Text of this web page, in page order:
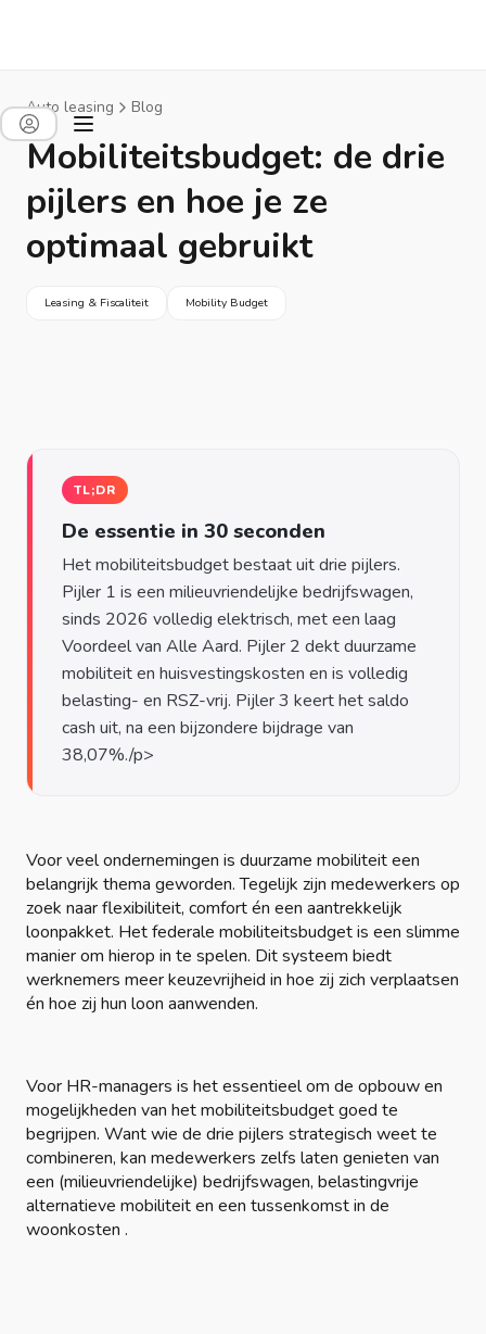
Auto leasing Blog
Mobiliteitsbudget: de drie
pijlers en hoe je ze
optimaal gebruikt
Leasing & Fiscaliteit Mobility Budget
TL;DR
De essentie in 30 seconden
Het mobiliteitsbudget bestaat uit drie pijlers.
Pijler 1 is een milieuvriendelijke bedrijfswagen,
sinds 2026 volledig elektrisch, met een laag
Voordeel van Alle Aard. Pijler 2 dekt duurzame
mobiliteit en huisvestingskosten en is volledig
belasting- en RSZ-vrij. Pijler 3 keert het saldo
cash uit, na een bijzondere bijdrage van
Voor veel ondernemingen is duurzame mobiliteit een
belangrijk thema geworden. Tegelijk zijn medewerkers op
zoek naar flexibiliteit, comfort én een aantrekkelijk
loonpakket. Het federale mobiliteitsbudget is een slimme
manier om hierop in te spelen. Dit systeem biedt
werknemers meer keuzevrijheid in hoe zij zich verplaatsen
én hoe zij hun loon aanwenden.
Voor HR-managers is het essentieel om de opbouw en
mogelijkheden van het mobiliteitsbudget goed te
begrijpen. Want wie de drie pijlers strategisch weet te
combineren, kan medewerkers zelfs laten genieten van
een (milieuvriendelijke) bedrijfswagen, belastingvrije
alternatieve mobiliteit en een tussenkomst in de
woonkosten .